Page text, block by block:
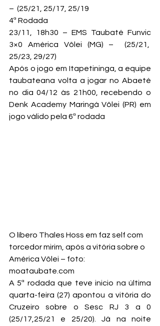
–  (25/21, 25/17, 25/19
4ª Rodada
23/11, 18h30 – EMS Taubaté Funvic
3×0 América Vôlei (MG) –  (25/21,
25/23, 29/27)
Após o jogo em Itapetininga, a equipe
taubateana volta a jogar no Abaeté
no dia 04/12 às 21h00, recebendo o
Denk Academy Maringá Vôlei (PR) em
jogo válido pela 6ª rodada
O líbero Thales Hoss em faz self com
torcedor mirim, após a vitória sobre o
América Vôlei – foto:
moataubate.com
A 5ª rodada que teve inicio na última
quarta-feira (27) apontou a vitória do
Cruzeiro sobre o Sesc RJ 3 a 0
(25/17,25/21 e 25/20). Já na noite